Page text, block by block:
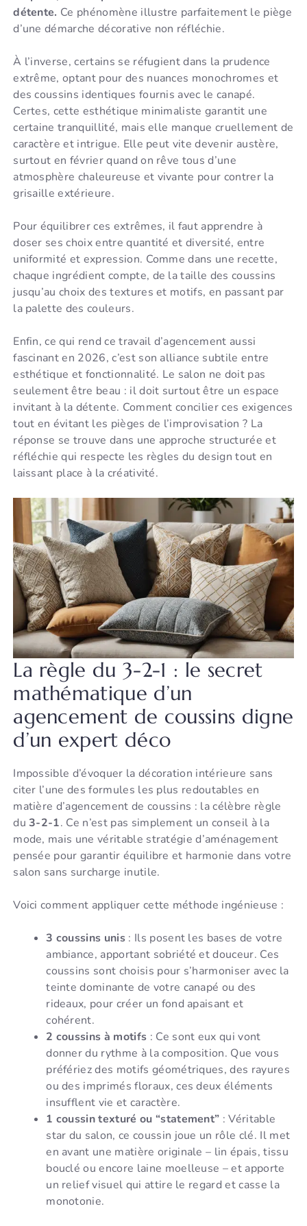
détente. Ce phénomène illustre parfaitement le piège
d’une démarche décorative non réfléchie.
À l’inverse, certains se réfugient dans la prudence
extrême, optant pour des nuances monochromes et
des coussins identiques fournis avec le canapé.
Certes, cette esthétique minimaliste garantit une
certaine tranquillité, mais elle manque cruellement de
caractère et intrigue. Elle peut vite devenir austère,
surtout en février quand on rêve tous d’une
atmosphère chaleureuse et vivante pour contrer la
grisaille extérieure.
Pour équilibrer ces extrêmes, il faut apprendre à
doser ses choix entre quantité et diversité, entre
uniformité et expression. Comme dans une recette,
chaque ingrédient compte, de la taille des coussins
jusqu’au choix des textures et motifs, en passant par
la palette des couleurs.
Enfin, ce qui rend ce travail d’agencement aussi
fascinant en 2026, c’est son alliance subtile entre
esthétique et fonctionnalité. Le salon ne doit pas
seulement être beau : il doit surtout être un espace
invitant à la détente. Comment concilier ces exigences
tout en évitant les pièges de l’improvisation ? La
réponse se trouve dans une approche structurée et
réfléchie qui respecte les règles du design tout en
laissant place à la créativité.
La règle du 3-2-1 : le secret
mathématique d’un
agencement de coussins digne
d’un expert déco
Impossible d’évoquer la décoration intérieure sans
citer l’une des formules les plus redoutables en
matière d’agencement de coussins : la célèbre règle
du3-2-1. Ce n’est pas simplement un conseil à la
mode, mais une véritable stratégie d’aménagement
pensée pour garantir équilibre et harmonie dans votre
salon sans surcharge inutile.
Voici comment appliquer cette méthode ingénieuse :
3 coussins unis : Ils posent les bases de votre
ambiance, apportant sobriété et douceur. Ces
coussins sont choisis pour s’harmoniser avec la
teinte dominante de votre canapé ou des
rideaux, pour créer un fond apaisant et
cohérent.
2 coussins à motifs : Ce sont eux qui vont
donner du rythme à la composition. Que vous
préfériez des motifs géométriques, des rayures
ou des imprimés floraux, ces deux éléments
insufflent vie et caractère.
1 coussin texturé ou “statement” : Véritable
star du salon, ce coussin joue un rôle clé. Il met
en avant une matière originale – lin épais, tissu
bouclé ou encore laine moelleuse – et apporte
un relief visuel qui attire le regard et casse la
monotonie.